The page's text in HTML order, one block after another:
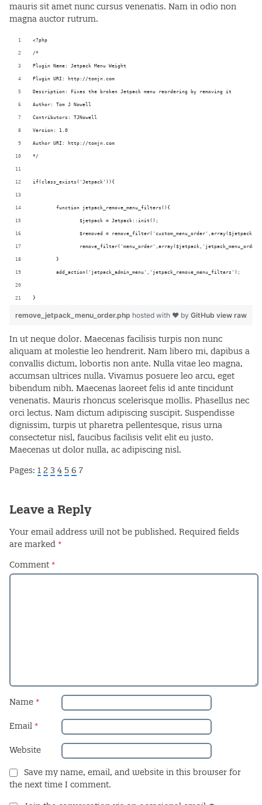
mauris sit amet nunc cursus venenatis. Nam in odio non
magna auctor rutrum.
<?php
/*
Plugin Name: Jetpack Menu Weight
Plugin URI: http://tomjn.com
Description: Fixes the broken Jetpack menu reordering by removing it
Author: Tom J Nowell
Contributors: TJNowell
Version: 1.0
Author URI: http://tomjn.com
*/
if(class_exists('Jetpack')){
	function jetpack_remove_menu_filters(){
		$jetpack = Jetpack::init();
$removed =
	}
	add_action('jetpack_admin_menu','jetpack_remove_menu_filters');
}
view raw
remove_jetpack_menu_order.php hosted with ❤ by GitHub
In ut neque dolor. Maecenas facilisis turpis non nunc
aliquam at molestie leo hendrerit. Nam libero mi, dapibus a
convallis dictum, lobortis non ante. Nulla vitae leo magna,
accumsan ultrices nulla. Vivamus posuere leo arcu, eget
bibendum nibh. Maecenas laoreet felis id ante tincidunt
venenatis. Mauris rhoncus scelerisque mollis. Phasellus nec
orci lectus. Nam dictum adipiscing suscipit. Suspendisse
dignissim, turpis ut pharetra pellentesque, risus urna
consectetur nisl, faucibus facilisis velit elit eu justo.
Maecenas ut dolor nulla, ac adipiscing nisl.
Pages: 1 2 3 4 5 6 7
Leave a Reply
Your email address will not be published. Required fields
are marked *
Comment *
Name *
Email *
Website
Save my name, email, and website in this browser for
the next time I comment.